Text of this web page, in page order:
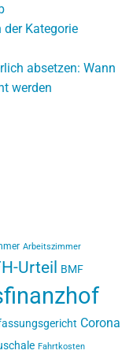
der Kategorie
absetzen: Wann
werden
Arbeitszimmer
Urteil BMF
Corona
Fahrtkosten